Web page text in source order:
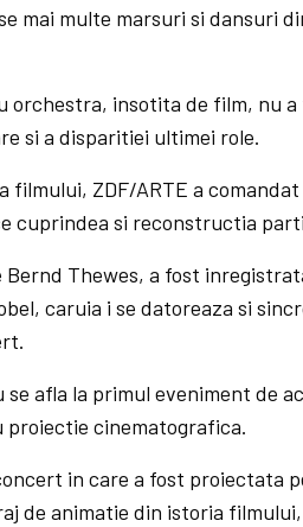
mai multe marsuri si dansuri
insotita de film, nu
si a disparitiei ultimei role.
filmului, ZDF/ARTE a
cuprindea si reconstructia
Thewes, a fost
caruia i se datoreaza si
se afla la primul eveniment de
cinematografica.
in care a fost proiectata
de animatie din istoria